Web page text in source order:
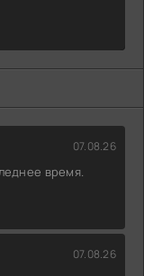
07.08.26
время.
07.08.26